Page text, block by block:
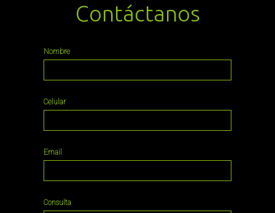
Contáctanos
Nombre
Celular
Email
Consulta